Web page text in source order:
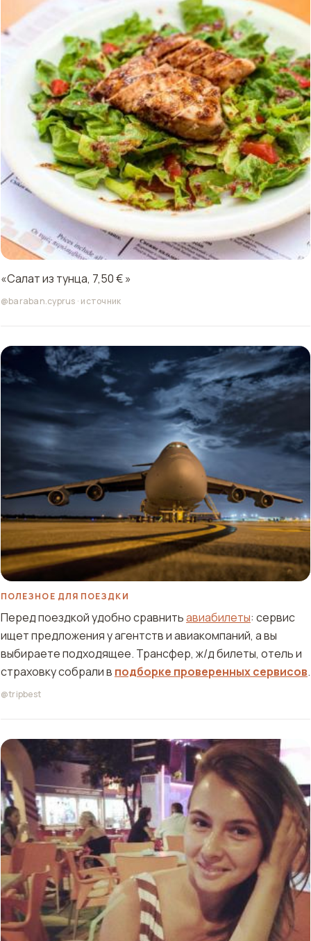
«Салат из тунца, 7,50 € »
@baraban.cyprus · источник
ПОЛЕЗНОЕ ДЛЯ ПОЕЗДКИ
Перед поездкой удобно сравнитьавиабилеты: сервис
ищет предложения у агентств и авиакомпаний, а вы
выбираете подходящее. Трансфер, ж/д билеты, отель и
страховку собрали в подборке проверенных сервисов.
@tripbest